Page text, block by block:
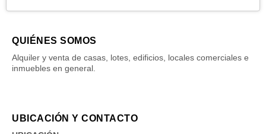
QUIÉNES SOMOS
Alquiler y venta de casas, lotes, edificios, locales comerciales e
inmuebles en general.
UBICACIÓN Y CONTACTO